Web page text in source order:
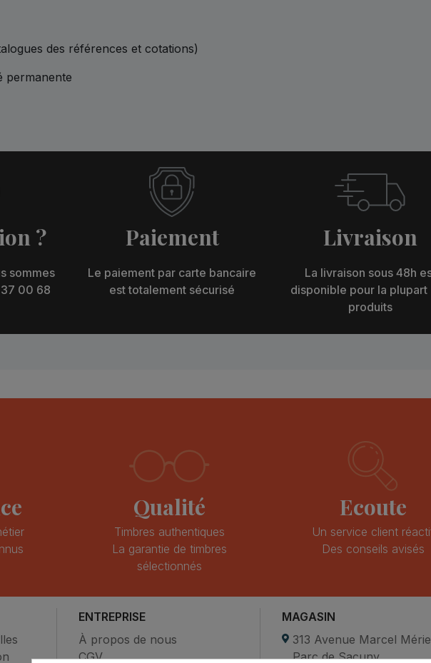
des références et cotations)
permanente
?
sommes
00 68
Paiement
Le paiement par carte bancaire
est totalement sécurisé
Livraison
La livraison sous 48h
disponible pour la plupart
produits
Qualité
Timbres authentiques
La garantie de timbres
sélectionnés
Ecoute
Un service client
Des conseils avisés
ENTREPRISE
À propos de nous
CGV
MAGASIN
313 Avenue Marcel
Parc de Sacuny